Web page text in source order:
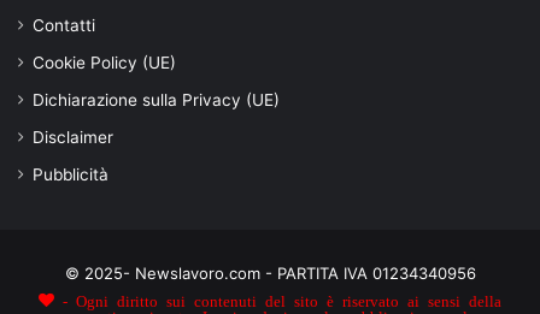
Contatti
Cookie Policy (UE)
Dichiarazione sulla Privacy (UE)
Disclaimer
Pubblicità
© 2025- Newslavoro.com - PARTITA IVA 01234340956
- Ogni diritto sui contenuti del sito è riservato ai sensi della